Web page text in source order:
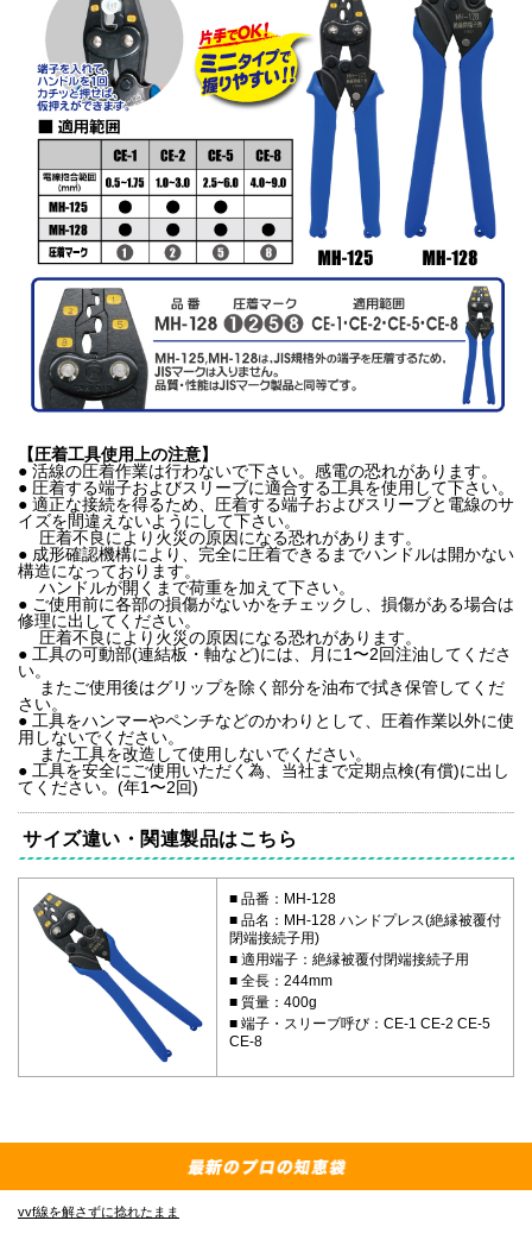
【圧着工具使用上の注意】
● 活線の圧着作業は行わないで下さい。感電の恐れがあります。
● 圧着する端子およびスリーブに適合する工具を使用して下さい。
● 適正な接続を得るため、圧着する端子およびスリーブと電線のサ
イズを間違えないようにして下さい。
圧着不良により火災の原因になる恐れがあります。
● 成形確認機構により、完全に圧着できるまでハンドルは開かない
構造になっております。
ハンドルが開くまで荷重を加えて下さい。
● ご使用前に各部の損傷がないかをチェックし、損傷がある場合は
修理に出してください。
圧着不良により火災の原因になる恐れがあります。
● 工具の可動部(連結板・軸など)には、月に1〜2回注油してくださ
い。
またご使用後はグリップを除く部分を油布で拭き保管してくだ
さい。
● 工具をハンマーやペンチなどのかわりとして、圧着作業以外に使
用しないでください。
また工具を改造して使用しないでください。
● 工具を安全にご使用いただく為、当社まで定期点検(有償)に出し
てください。(年1〜2回)
サイズ違い・関連製品はこちら
品番：MH-128
品名：MH-128 ハンドプレス(絶縁被覆付
閉端接続子用)
適用端子：絶縁被覆付閉端接続子用
全長：244mm
質量：400g
端子・スリーブ呼び：CE-1 CE-2 CE-5
CE-8
vvf線を解さずに捻れたまま